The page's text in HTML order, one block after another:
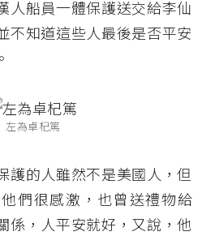
人船員一體保護送交給李仙
不知道這些人最後是否平安
左為卓杞篤
護的人雖然不是美國人，但
們很感激，也曾送禮物給
係，人平安就好，又說，他